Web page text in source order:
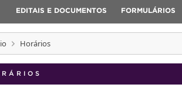
EDITAIS E DOCUMENTOS FORMULÁRIOS
Horários